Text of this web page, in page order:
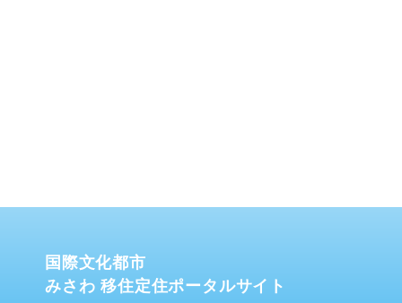
国際文化都市
みさわ 移住定住ポータルサイト